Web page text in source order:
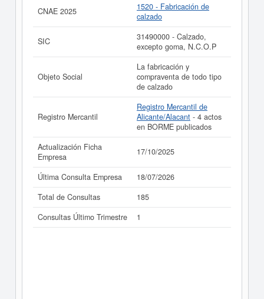
CNAE 2025
1520 - Fabricación de
calzado
SIC
31490000 - Calzado,
excepto goma, N.C.O.P
Objeto Social
La fabricación y
compraventa de todo tipo
de calzado
Registro Mercantil
Registro Mercantil de
Alicante/Alacant - 4 actos
en BORME publicados
Actualización Ficha
Empresa
17/10/2025
Última Consulta Empresa
18/07/2026
Total de Consultas
185
Consultas Último Trimestre
1